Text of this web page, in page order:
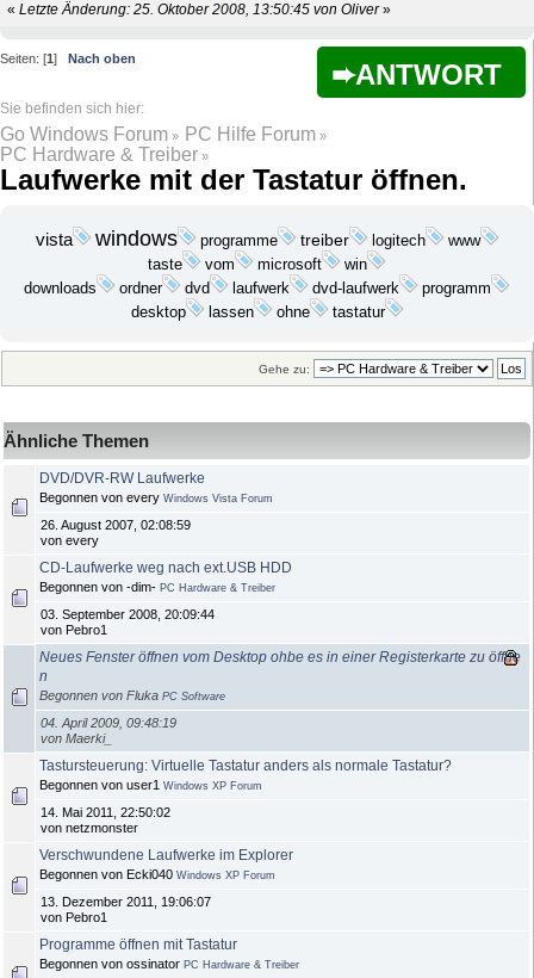
«Letzte Änderung: 25. Oktober 2008, 13:50:45 von Oliver»
ANTWORT
Seiten: [1] Nach oben
Go Windows Forum » PC Hilfe Forum »
PC Hardware & Treiber »
Laufwerke mit der Tastatur öffnen.
vista windows programme treiber logitech
www
taste
vom microsoft win
downloads ordner dvd laufwerk dvd-laufwerk
programm
desktop
lassen ohne tastatur
Gehe zu:
Ähnliche Themen
DVD/DVR-RW Laufwerke
Begonnen von every Windows Vista Forum
26. August 2007, 02:08:59
von every
CD-Laufwerke weg nach ext.USB HDD
Begonnen von -dim- PC Hardware & Treiber
03. September 2008, 20:09:44
von Pebro1
Neues Fenster öffnen vom Desktop ohbe es in einer Registerkarte zu öffne
n
Begonnen von Fluka PC Software
04. April 2009, 09:48:19
von Maerki_
Tastursteuerung: Virtuelle Tastatur anders als normale Tastatur?
Begonnen von user1 Windows XP Forum
14. Mai 2011, 22:50:02
von netzmonster
Verschwundene Laufwerke im Explorer
Begonnen von Ecki040 Windows XP Forum
13. Dezember 2011, 19:06:07
von Pebro1
Programme öffnen mit Tastatur
Begonnen von ossinator PC Hardware & Treiber